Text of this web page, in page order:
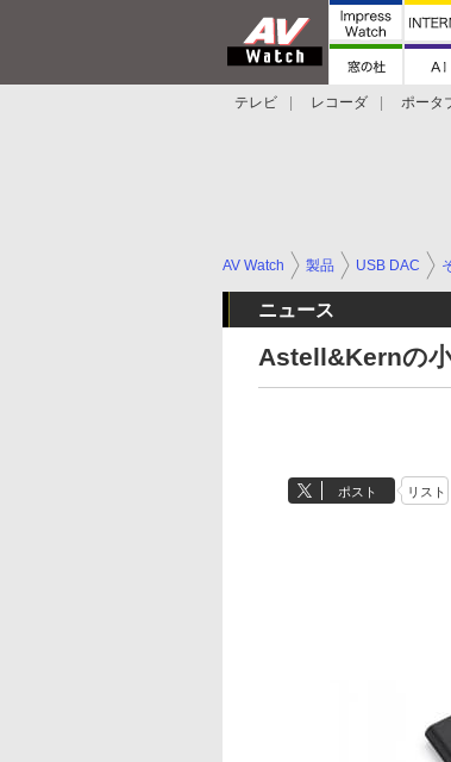
テレビ レコーダ ポータ
AV Watch 製品 USB DAC
ニュース
Astell&Kernの小
ポスト リスト